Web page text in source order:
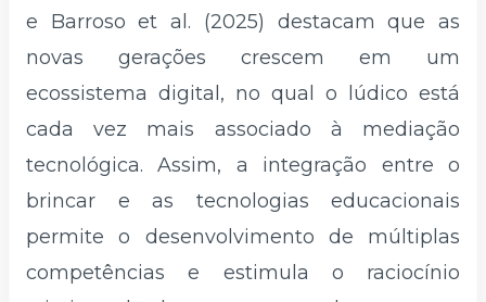
e Barroso et al. (2025) destacam que as
novas gerações crescem em um
ecossistema digital, no qual o lúdico está
cada vez mais associado à mediação
tecnológica. Assim, a integração entre o
brincar e as tecnologias educacionais
permite o desenvolvimento de múltiplas
competências e estimula o raciocínio